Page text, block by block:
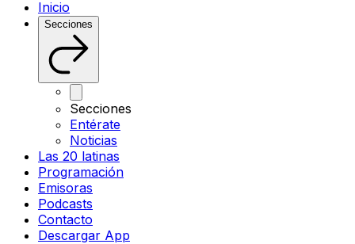
Inicio
Secciones
Secciones
Entérate
Noticias
Las 20 latinas
Programación
Emisoras
Podcasts
Contacto
Descargar App